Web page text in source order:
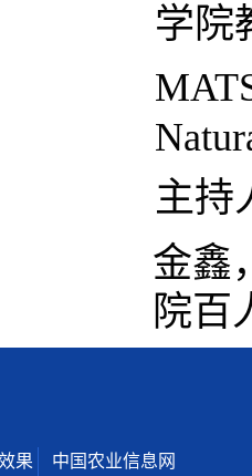
学院
主持
金鑫
院百
果
中国农业信息网